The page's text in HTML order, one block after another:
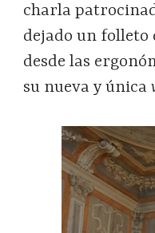
charla
dejado un folleto
desde las
su nueva y única